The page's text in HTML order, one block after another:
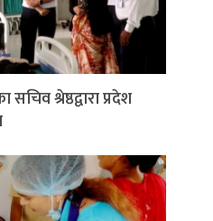
श्रेष्ठद्वारा प्रदेश